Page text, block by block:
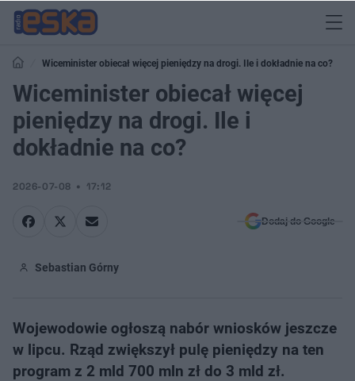
Wiceminister obiecał więcej pieniędzy na drogi. Ile i dokładnie na co?
Wiceminister obiecał więcej
pieniędzy na drogi. Ile i
dokładnie na co?
2026-07-08 17:12
Dodaj do Google
Sebastian Górny
Wojewodowie ogłoszą nabór wniosków jeszcze
w lipcu. Rząd zwiększył pulę pieniędzy na ten
program z 2 mld 700 mln zł do 3 mld zł.